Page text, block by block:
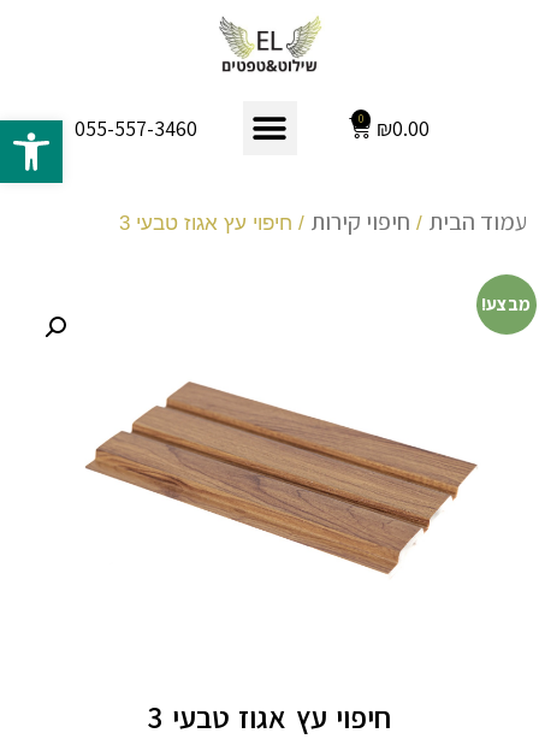
₪0.00
0
055-557-3460
עמוד הבית / חיפוי קירות / חיפוי עץ אגוז טבעי 3
מבצע!
חיפוי עץ אגוז טבעי 3